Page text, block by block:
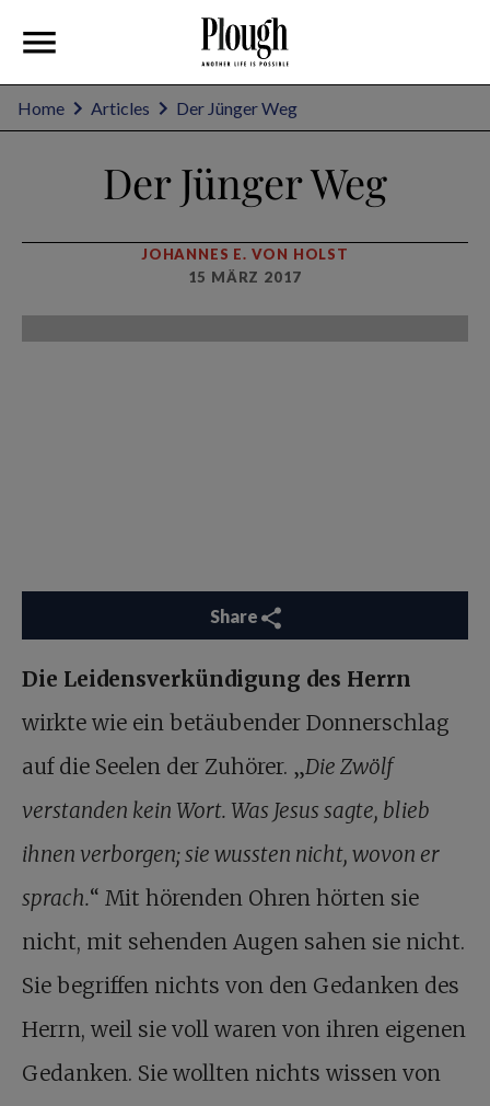
Home Articles Der Jünger Weg
Der Jünger Weg
JOHANNES E. VON HOLST
15 MÄRZ 2017
Share
Die Leidensverkündigung des Herrn
wirkte wie ein betäubender Donnerschlag
auf die Seelen der Zuhörer. „Die Zwölf
verstanden kein Wort. Was Jesus sagte, blieb
ihnen verborgen; sie wussten nicht, wovon er
sprach.“ Mit hörenden Ohren hörten sie
nicht, mit sehenden Augen sahen sie nicht.
Sie begriffen nichts von den Gedanken des
Herrn, weil sie voll waren von ihren eigenen
Gedanken. Sie wollten nichts wissen von